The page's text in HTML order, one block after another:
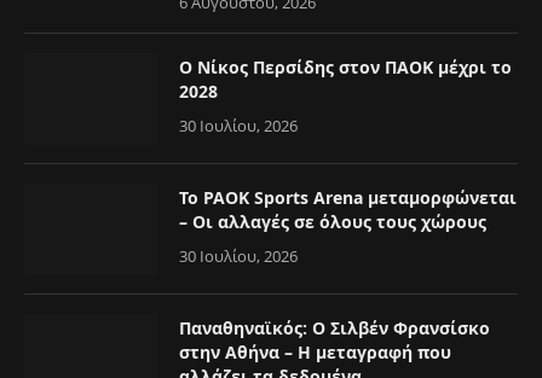
Ο Νίκος Περσίδης στον ΠΑΟΚ μέχρι το
2028
30 Ιουλίου, 2026
Το PAOK Sports Arena μεταμορφώνεται
– Οι αλλαγές σε όλους τους χώρους
30 Ιουλίου, 2026
Παναθηναϊκός: Ο Σιλβέν Φρανσίσκο
στην Αθήνα – Η μεταγραφή που